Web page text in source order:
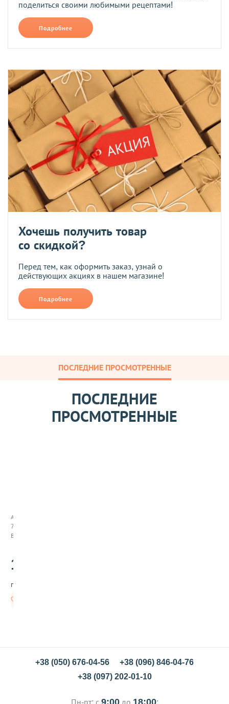
поделиться своими любимыми рецептами!
Подробнее
Хочешь получить товар
со скидкой?
Перед тем, как оформить заказ, узнай о
действующих акциях в нашем магазине!
Подробнее
ПОСЛЕДНИЕ ПРОСМОТРЕННЫЕ
ПОСЛЕДНИЕ
ПРОСМОТРЕННЫЕ
с
ь
д
в
ы
е
ч
Арт:
794012
В наличии
1850
грн/шт
+38 (050) 676-04-56
+38 (096) 846-04-76
+38 (097) 202-01-10
Пн-пт: с 9:00до 18:00;